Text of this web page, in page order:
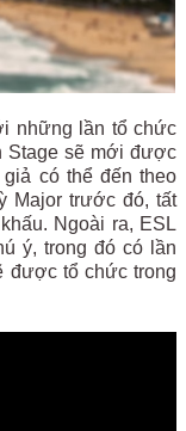
những lần tổ chức
Stage sẽ mới được
có thể đến theo
Major trước đó, tất
Ngoài ra, ESL
ý, trong đó có lần
được tổ chức trong